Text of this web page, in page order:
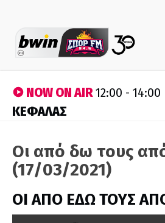
NOW ON AIR12:00 - 14:00
ΚΕΦΑΛΑΣ
Οι από δω τους
(17/03/2021)
ΟΙ ΑΠΟ ΕΔΩ ΤΟΥΣ